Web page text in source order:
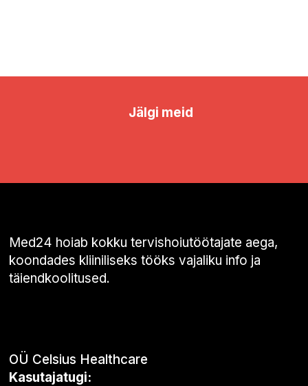
Jälgi meid
Med24 hoiab kokku tervishoiutöötajate aega,
koondades kliiniliseks tööks vajaliku info ja
täiendkoolitused.
OÜ Celsius Healthcare
Kasutajatugi: